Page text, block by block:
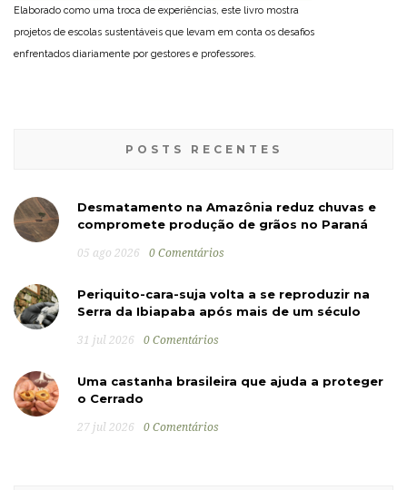
Elaborado como uma troca de experiências, este livro mostra
projetos de escolas sustentáveis que levam em conta os desafios
enfrentados diariamente por gestores e professores.
POSTS RECENTES
Desmatamento na Amazônia reduz chuvas e
compromete produção de grãos no Paraná
05 ago 2026 0 Comentários
Periquito-cara-suja volta a se reproduzir na
Serra da Ibiapaba após mais de um século
31 jul 2026 0 Comentários
Uma castanha brasileira que ajuda a proteger
o Cerrado
27 jul 2026 0 Comentários